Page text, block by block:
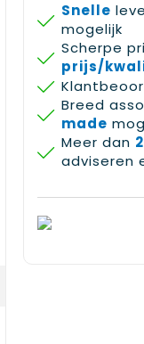
Snelle
mogelijk
Scherpe
prijs/
Breed
made
Meer dan
adviseren